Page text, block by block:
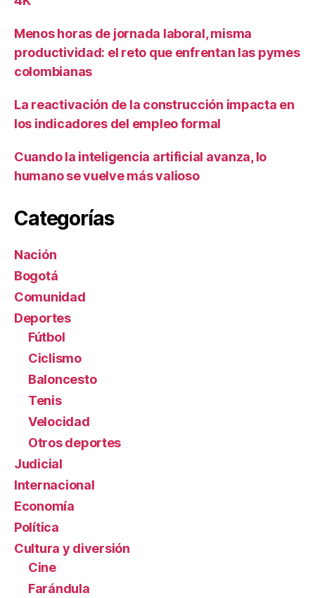
Menos horas de jornada laboral, misma
productividad: el reto que enfrentan las pymes
colombianas
La reactivación de la construcción impacta en
los indicadores del empleo formal
Cuando la inteligencia artificial avanza, lo
humano se vuelve más valioso
Categorías
Nación
Bogotá
Comunidad
Deportes
Fútbol
Ciclismo
Baloncesto
Tenis
Velocidad
Otros deportes
Judicial
Internacional
Economía
Política
Cultura y diversión
Cine
Farándula